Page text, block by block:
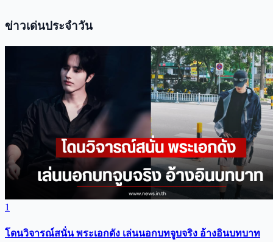
ข่าวเด่นประจำวัน
1
โดนวิจารณ์สนั่น พระเอกดัง เล่นนอกบทจูบจริง อ้างอินบทบาท